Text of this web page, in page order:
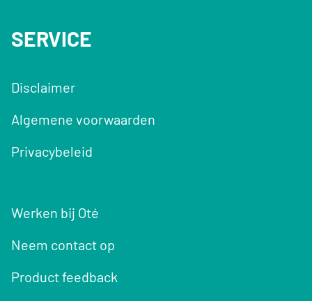
SERVICE
Disclaimer
Algemene voorwaarden
Privacybeleid
Werken bij Oté
Neem contact op
Product feedback